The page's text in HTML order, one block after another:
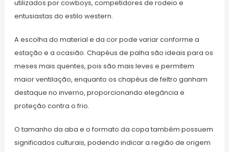
utilizados por cowboys, competidores de rodeio e
entusiastas do estilo western.
A escolha do material e da cor pode variar conforme a
estação e a ocasião. Chapéus de palha são ideais para os
meses mais quentes, pois são mais leves e permitem
maior ventilação, enquanto os chapéus de feltro ganham
destaque no inverno, proporcionando elegância e
proteção contra o frio.
O tamanho da aba e o formato da copa também possuem
significados culturais, podendo indicar a região de origem